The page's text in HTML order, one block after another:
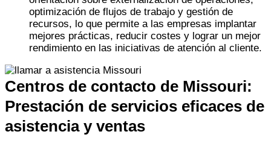
optimización de flujos de trabajo y gestión de
recursos, lo que permite a las empresas implantar
mejores prácticas, reducir costes y lograr un mejor
rendimiento en las iniciativas de atención al cliente.
Centros de contacto de Missouri:
Prestación de servicios eficaces de
asistencia y ventas